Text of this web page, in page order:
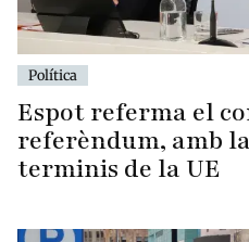
Política
Espot referma el
referèndum, amb
terminis de la UE